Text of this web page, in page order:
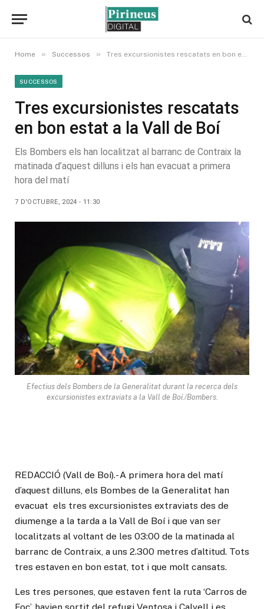
Home » Successos » Tres excursionistes rescatats en bon estat a la Vall de Boí
SUCCESSOS
Tres excursionistes rescatats
en bon estat a la Vall de Boí
Els Bombers els han localitzat al barranc de Contraix la
matinada d’aquest dilluns i els han evacuat a primera
hora del matí
7 D'OCTUBRE, 2024 - 11:30
Efectius dels Bombers de la Generalitat durant la recerca dels
excursionistes extraviats a la Vall de Boí./Bombers.
REDACCIÓ (Vall de Boí).- A primera hora del matí
d’aquest dilluns, els Bombes de la Generalitat han
evacuat els tres excursionistes extraviats des de
diumenge a la tarda a la Vall de Boí i que van ser
localitzats al voltant de les 03:00 de la matinada al
barranc de Contraix, a uns 2.300 metres d’altitud. Tots
tres estaven en bon estat, tot i que molt cansats.
Les tres persones, que estaven fent la ruta ‘Carros de